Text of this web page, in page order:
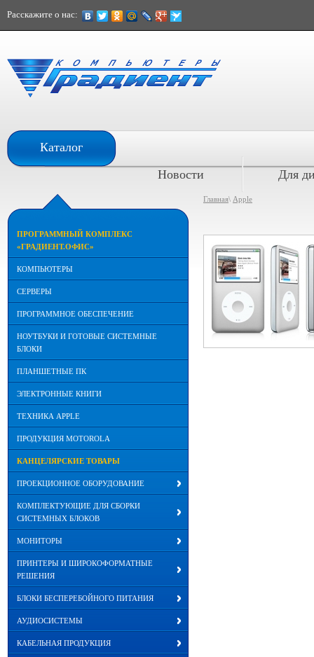
Расскажите о нас:
Каталог
Новости
Для
ПРОГРАММНЫЙ КОМПЛЕКС
«ГРАДИЕНТ.ОФИС»
КОМПЬЮТЕРЫ
СЕРВЕРЫ
ПРОГРАММНОЕ ОБЕСПЕЧЕНИЕ
НОУТБУКИ И ГОТОВЫЕ СИСТЕМНЫЕ
БЛОКИ
ПЛАНШЕТНЫЕ ПК
ЭЛЕКТРОННЫЕ КНИГИ
ТЕХНИКА APPLE
ПРОДУКЦИЯ MOTOROLA
КАНЦЕЛЯРСКИЕ ТОВАРЫ
ПРОЕКЦИОННОЕ ОБОРУДОВАНИЕ
КОМПЛЕКТУЮЩИЕ ДЛЯ СБОРКИ
СИСТЕМНЫХ БЛОКОВ
МОНИТОРЫ
ПРИНТЕРЫ И ШИРОКОФОРМАТНЫЕ
РЕШЕНИЯ
БЛОКИ БЕСПЕРЕБОЙНОГО ПИТАНИЯ
АУДИОСИСТЕМЫ
КАБЕЛЬНАЯ ПРОДУКЦИЯ
Главная\ Apple